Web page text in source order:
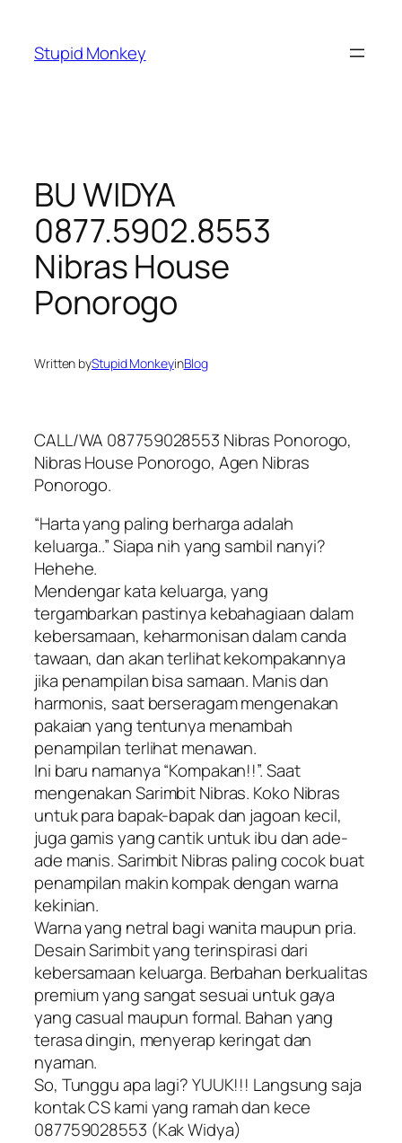
content
Stupid Monkey
BU WIDYA
0877.5902.8553
Nibras House
Ponorogo
Written byStupid MonkeyinBlog
CALL/WA 087759028553 Nibras Ponorogo,
Nibras House Ponorogo, Agen Nibras
Ponorogo.
“Harta yang paling berharga adalah
keluarga..” Siapa nih yang sambil nanyi?
Hehehe.
Mendengar kata keluarga, yang
tergambarkan pastinya kebahagiaan dalam
kebersamaan, keharmonisan dalam canda
tawaan, dan akan terlihat kekompakannya
jika penampilan bisa samaan. Manis dan
harmonis, saat berseragam mengenakan
pakaian yang tentunya menambah
penampilan terlihat menawan.
Ini baru namanya “Kompakan!!”. Saat
mengenakan Sarimbit Nibras. Koko Nibras
untuk para bapak-bapak dan jagoan kecil,
juga gamis yang cantik untuk ibu dan ade-
ade manis. Sarimbit Nibras paling cocok buat
penampilan makin kompak dengan warna
kekinian.
Warna yang netral bagi wanita maupun pria.
Desain Sarimbit yang terinspirasi dari
kebersamaan keluarga. Berbahan berkualitas
premium yang sangat sesuai untuk gaya
yang casual maupun formal. Bahan yang
terasa dingin, menyerap keringat dan
nyaman.
So, Tunggu apa lagi? YUUK!!! Langsung saja
kontak CS kami yang ramah dan kece
087759028553 (Kak Widya)